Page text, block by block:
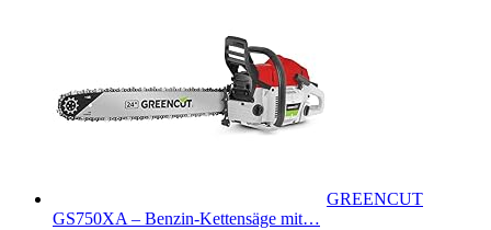
GREENCUT
GS750XA – Benzin-Kettensäge mit…